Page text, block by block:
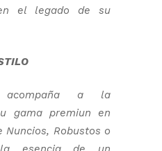
el legado de su
a la
gama premiun en
Nuncios, Robustos o